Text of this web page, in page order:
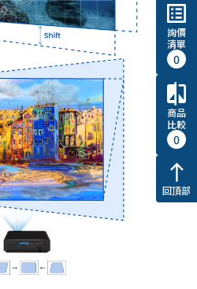
list_alt
詢價
清單
0
compare
商品
比較
0
north
回頂部